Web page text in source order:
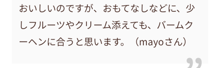
おいしいのですが、おもてなしなどに、少
しフルーツやクリーム添えても、バームク
ーヘンに合うと思います。（mayoさん）